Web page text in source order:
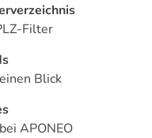
Filter
Blick
APONEO